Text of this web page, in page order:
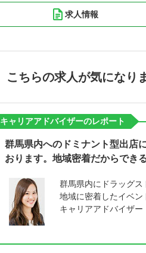
求人情報
こちらの求人が気になり
キャリアアドバイザーのレポート
群馬県内へのドミナント型出店
おります。地域密着だからでき
群馬県内にドラッグス
地域に密着したイベン
キャリアアドバイザ